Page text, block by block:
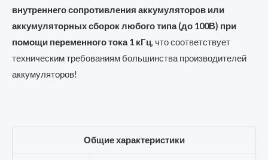
внутреннего сопротивления аккумуляторов или
аккумуляторных сборок любого типа (до 100В) при
помощи переменного тока 1 кГц, что соответствует
техническим требованиям большинства производителей
аккумуляторов!
Общие характеристики